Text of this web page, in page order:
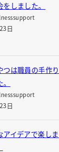
しました。
日
つは職員の手作り
日
アイデアで楽しま